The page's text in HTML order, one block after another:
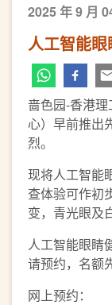
2025 年 9 月
人工智能
啬色园-香港
心）早前推出
烈。
现将人工智能
查体验可作初
变，青光眼及
人工智能眼睛
请预约，名额
网上预约：